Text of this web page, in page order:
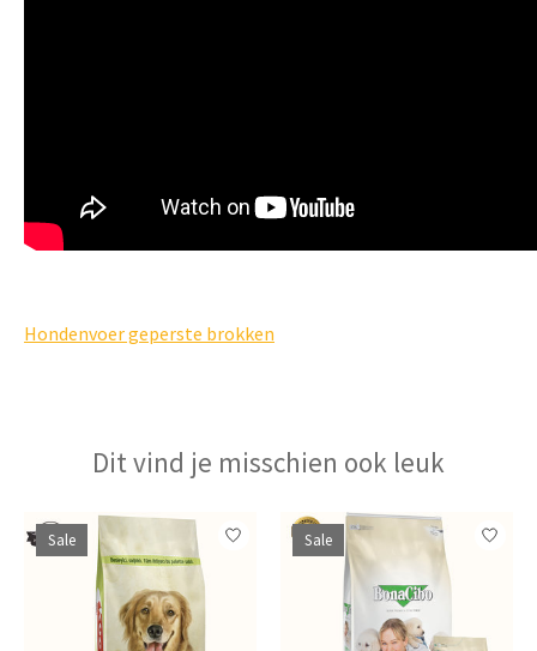
Hondenvoer geperste brokken
Dit vind je misschien ook leuk
Items van productcarrousel
Sale Sale